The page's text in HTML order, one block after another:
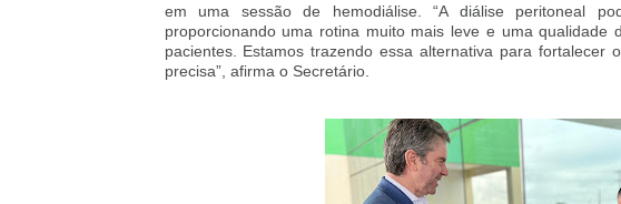
em uma sessão de hemodiálise. “A diálise peritoneal
proporcionando uma rotina muito mais leve e uma qualidade
pacientes. Estamos trazendo essa alternativa para
precisa”, afirma o Secretário.